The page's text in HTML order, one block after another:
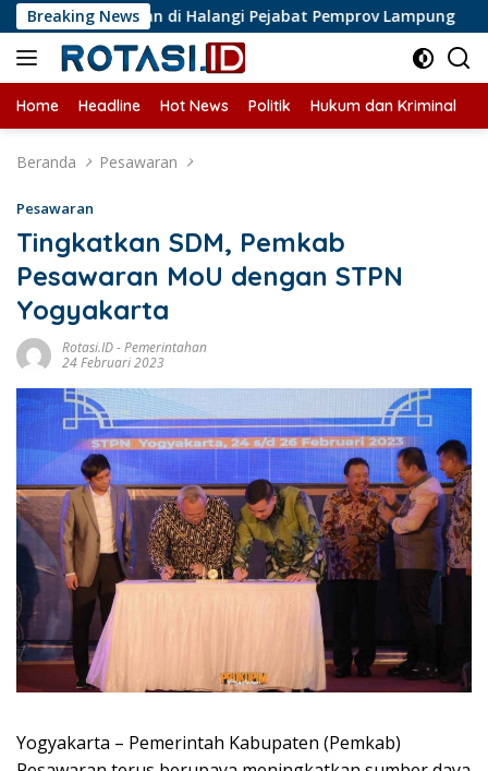
Langsung
ke
konten
Breaking News
di Halangi Pejabat Pemprov Lampung
Home Headline Hot News Politik Hukum dan Kriminal
Beranda Pesawaran
Pesawaran
Tingkatkan SDM, Pemkab
Pesawaran MoU dengan STPN
Yogyakarta
Rotasi.ID-Pemerintahan
24 Februari 2023
Yogyakarta – Pemerintah Kabupaten (Pemkab)